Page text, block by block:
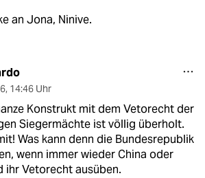
an Jona, Ninive.
, 14:46 Uhr
Konstrukt mit dem Vetorecht der
Siegermächte ist völlig überholt.
Was kann denn die Bundesrepublik
wenn immer wieder China oder
ihr Vetorecht ausüben.